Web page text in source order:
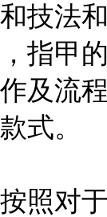
技法
指甲
及流
式。
照对